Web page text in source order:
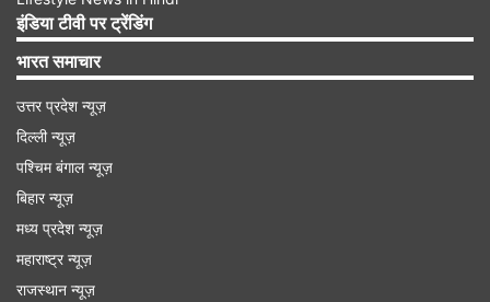
नहीं हुई - मैं जाग उठी। रेहाना के पास वापस जाना घर वापस
जाने जैसा लगता है।' कैंसर से लड़ने के अनुभव ने उन्हें
पहचान और आत्म-मूल्य की गहरी समझ दी है। साहस और
स्पष्टता के साथ, उन्होंने साझा किया, 'दूसरा मौका असली नाम
का हकदार है- रेहाना।' जैसे ही उन्होंने इसे शेयर किया,
प्रशंसकों और प्रशंसकों ने कमेंट सेक्शन में प्यार और समर्थन
की बाढ़ ला दी।
इंडिया टीवी पर ट्रेंडिंग
भारत समाचार
उत्तर प्रदेश न्यूज़
दिल्ली न्यूज़
पश्चिम बंगाल न्यूज़
बिहार न्यूज़
मध्य प्रदेश न्यूज़
महाराष्ट्र न्यूज़
राजस्थान न्यूज़